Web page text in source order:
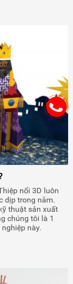
nổi 3D luôn
dịp trong năm.
thuật sản xuất
chúng tôi là 1
này.